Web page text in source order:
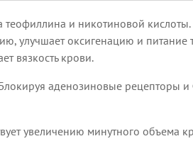
и никотиновой
улучшает оксигенацию и питание
вязкость крови.
аденозиновые рецепторы
увеличению минутного объема